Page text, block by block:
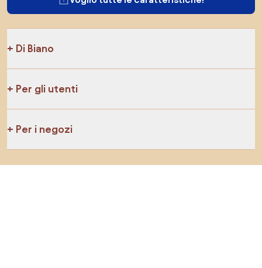
Di Biano
Per gli utenti
Per i negozi